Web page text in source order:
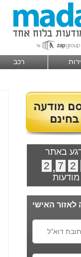
רכב
באתר
2
7
,
2
מודעות
לאזור האישי